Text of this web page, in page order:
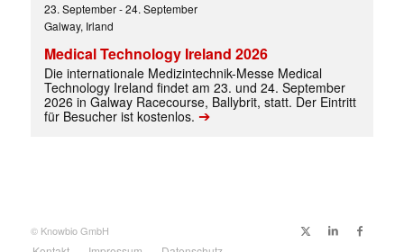
23. September-24. September
Galway, Irland
Medical Technology Ireland 2026
Die internationale Medizintechnik-Messe Medical
Technology Ireland findet am 23. und 24. September
2026 in Galway Racecourse, Ballybrit, statt. Der Eintritt
für Besucher ist kostenlos. ➔
© Knowbio GmbH